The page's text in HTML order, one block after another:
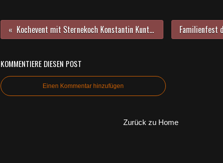
Kochevent mit Sternekoch Konstantin Kuntzsch: Ein Tag voller Genuss in der Wiener Botschaft Veitshöchheim
KOMMENTIERE DIESEN POST
Einen Kommentar hinzufügen
Zurück zu Home